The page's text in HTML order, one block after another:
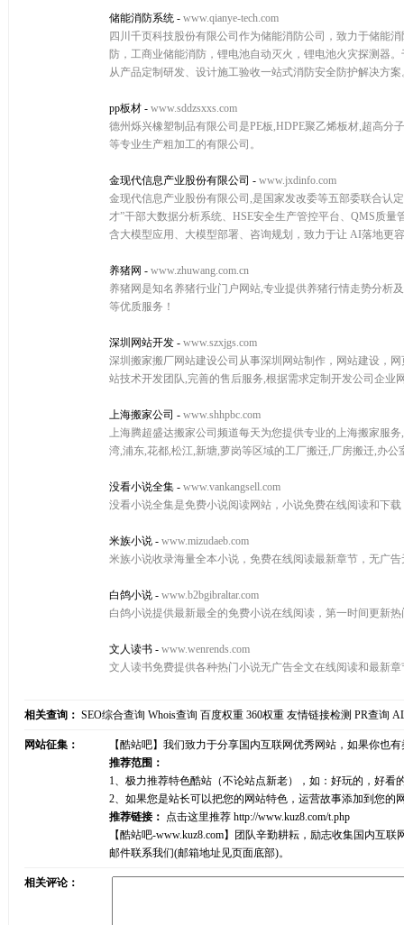
储能消防系统 - www.qianye-tech.com
四川千页科技股份有限公司作为储能消防公司，致力于储能
防，工商业储能消防，锂电池自动灭火，锂电池火灾探测器
从产品定制研发、设计施工验收一站式消防安全防护解决方案
pp板材 - www.sddzsxxs.com
德州烁兴橡塑制品有限公司是PE板,HDPE聚乙烯板材,超高分
等专业生产粗加工的有限公司。
金现代信息产业股份有限公司 - www.jxdinfo.com
金现代信息产业股份有限公司,是国家发改委等五部委联合认
才”干部大数据分析系统、HSE安全生产管控平台、QMS质
含大模型应用、大模型部署、咨询规划，致力于让 AI落地更
养猪网 - www.zhuwang.com.cn
养猪网是知名养猪行业门户网站,专业提供养猪行情走势分析
等优质服务！
深圳网站开发 - www.szxjgs.com
深圳搬家搬厂网站建设公司从事深圳网站制作，网站建设，
站技术开发团队,完善的售后服务,根据需求定制开发公司企业
上海搬家公司 - www.shhpbc.com
上海腾超盛达搬家公司频道每天为您提供专业的上海搬家服
湾,浦东,花都,松江,新塘,萝岗等区域的工厂搬迁,厂房搬迁,办
没看小说全集 - www.vankangsell.com
没看小说全集是免费小说阅读网站，小说免费在线阅读和下
米族小说 - www.mizudaeb.com
米族小说收录海量全本小说，免费在线阅读最新章节，无广
白鸽小说 - www.b2bgibraltar.com
白鸽小说提供最新最全的免费小说在线阅读，第一时间更新
文人读书 - www.wenrends.com
文人读书免费提供各种热门小说无广告全文在线阅读和最新
相关查询： SEO综合查询 Whois查询 百度权重 360权重 友情链接检测 PR查询
网站征集：
【酷站吧】我们致力于分享国内互联网优秀网站，如果你也
推荐范围：
1、极力推荐特色酷站（不论站点新老），如：好玩的，好
2、如果您是站长可以把您的网站特色，运营故事添加到您
推荐链接： 点击这里推荐 http://www.kuz8.com/t.php
【酷站吧-www.kuz8.com】团队辛勤耕耘，励志收集国内互
邮件联系我们(邮箱地址见页面底部)。
相关评论：